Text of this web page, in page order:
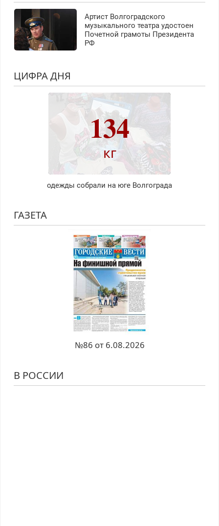
Артист Волгоградского
музыкального театра удостоен
Почетной грамоты Президента
РФ
ЦИФРА ДНЯ
134
кг
одежды собрали на юге Волгограда
ГАЗЕТА
№86 от 6.08.2026
В РОССИИ